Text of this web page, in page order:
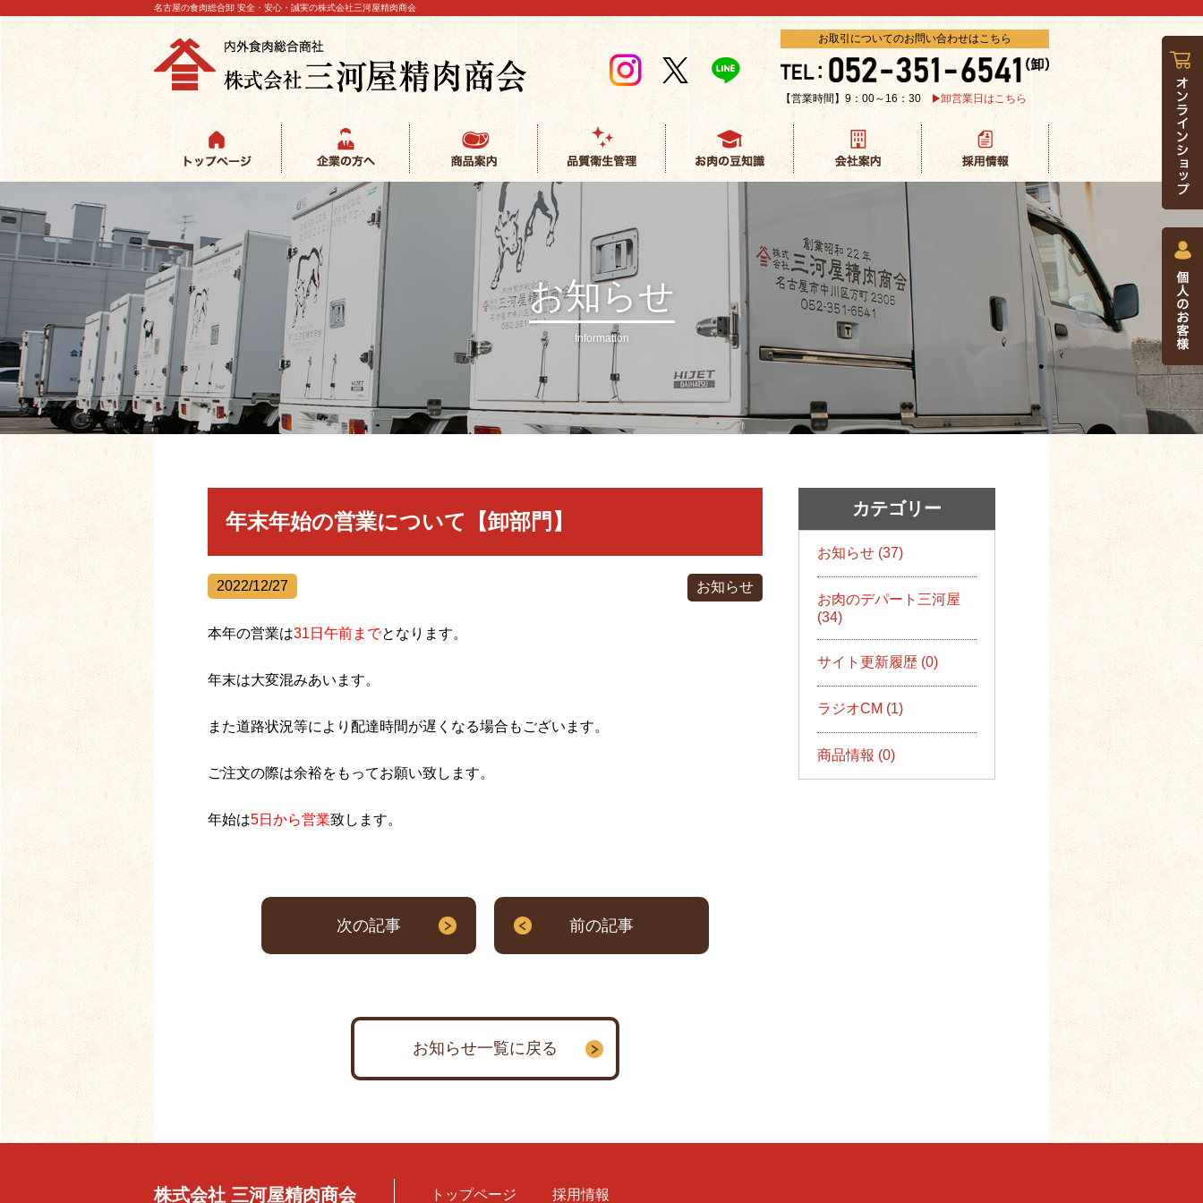
名古屋の食肉総合卸 安全・安心・誠実の株式会社三河屋精肉商会
お取引についてのお問い合わせはこちら
【営業時間】9：00～16：30 卸営業日はこちら
お知らせ
Information
年末年始の営業について【卸部門】
2022/12/27 お知らせ
本年の営業は31 日午前までとなります。
年末は大変混みあいます。
また道路状況等により配達時間が遅くなる場合もございます。
ご注文の際は余裕をもってお願い致します。
年始は5日から営業致します。
次の記事 前の記事
お知らせ一覧に戻る
カテゴリー
お知らせ (37)
お肉のデパート三河屋
(34)
サイト更新履歴 (0)
ラジオCM (1)
商品情報 (0)
株式会社 三河屋精肉商会 トップページ 採用情報